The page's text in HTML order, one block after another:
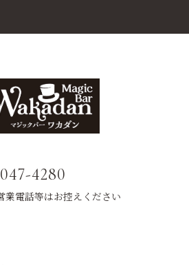
4280
電話等はお控えください